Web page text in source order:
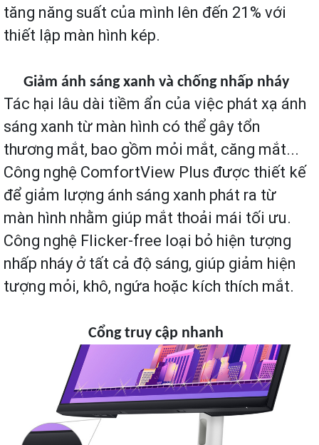
tăng năng suất của mình lên đến 21% với
thiết lập màn hình kép.
Giảm ánh sáng xanh và chống nhấp nháy
Tác hại lâu dài tiềm ẩn của việc phát xạ ánh
sáng xanh từ màn hình có thể gây tổn
thương mắt, bao gồm mỏi mắt, căng mắt...
Công nghệ ComfortView Plus được thiết kế
để giảm lượng ánh sáng xanh phát ra từ
màn hình nhằm giúp mắt thoải mái tối ưu.
Công nghệ Flicker-free loại bỏ hiện tượng
nhấp nháy ở tất cả độ sáng, giúp giảm hiện
tượng mỏi, khô, ngứa hoặc kích thích mắt.
Cổng truy cập nhanh